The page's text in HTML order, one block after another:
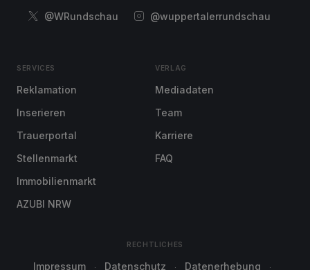
@WRundschau
@wuppertalerrundschau
SERVICES
Reklamation
Inserieren
Trauerportal
Stellenmarkt
Immobilienmarkt
AZUBI NRW
VERLAG
Mediadaten
Team
Karriere
FAQ
RECHTLICHES
Impressum Datenschutz Datenerhebung